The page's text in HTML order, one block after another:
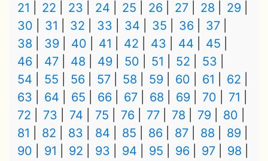
21
22 23 24 25 26 27 28
29
30
31 32 33 34 35 36
37
38
39 40 41 42 43 44
45
46
47 48 49 50 51 52
53
54
55 56 57 58 59 60 61
62
63
64 65 66 67 68 69 70
71
72
73 74 75 76 77 78 79
80
81
82 83 84 85 86 87 88
89
90
91 92 93 94 95 96 97
98